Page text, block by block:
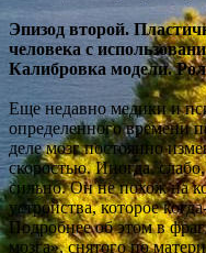
Эпизод второй.
человека с
Калибровка модели.
Еще недавно медики и
определенного времени
деле мозг постоянно
скоростью. Иногда,
сильно. Он не похож на
устройства, которое
Подробнее об этом в
мозга», снятого по